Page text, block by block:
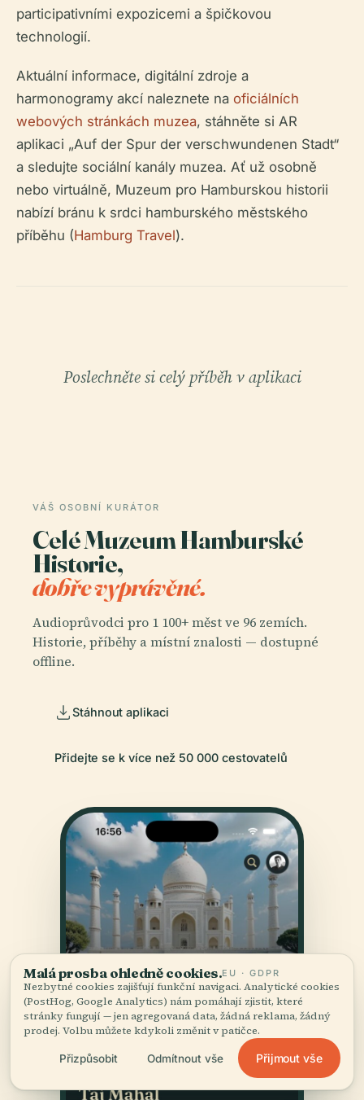
participativními expozicemi a špičkovou
technologií.
Aktuální informace, digitální zdroje a
harmonogramy akcí naleznete na oficiálních
webových stránkách muzea, stáhněte si AR
aplikaci „Auf der Spur der verschwundenen Stadt“
a sledujte sociální kanály muzea. Ať už osobně
nebo virtuálně, Muzeum pro Hamburskou historii
nabízí bránu k srdci hamburského městského
příběhu (Hamburg Travel).
Poslechněte si celý příběh v aplikaci
VÁŠ OSOBNÍ KURÁTOR
Celé Muzeum Hamburské
Historie,
dobře vyprávěné.
Audioprůvodci pro 1 100+ měst ve 96 zemích.
Historie, příběhy a místní znalosti — dostupné
offline.
Stáhnout aplikaci
Přidejte se k více než 50 000 cestovatelů
Malá prosba ohledně cookies.EU · GDPR
Nezbytné cookies zajišťují funkční navigaci. Analytické cookies
(PostHog, Google Analytics) nám pomáhají zjistit, které
stránky fungují — jen agregovaná data, žádná reklama, žádný
prodej. Volbu můžete kdykoli změnit v patičce.
Přizpůsobit Odmítnout vše Přijmout vše